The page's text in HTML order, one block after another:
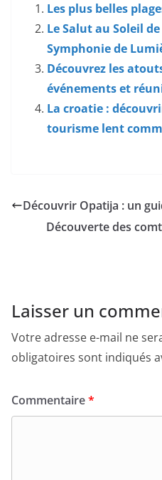
Les plus belles
Le Salut au Soleil
Symphonie de
Découvrez les
événements et
La croatie :
tourisme lent
Découvrir Opatija : un
Découverte des
Laisser un
Votre adresse e-mail ne
obligatoires sont indiqués
Commentaire*